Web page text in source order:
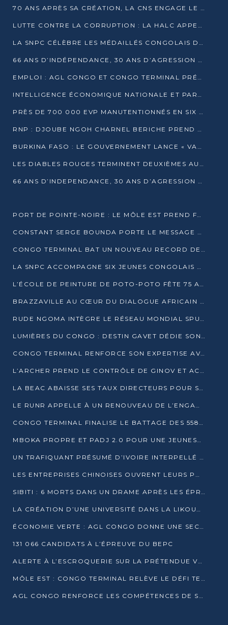
70 ANS APRÈS SA CRÉATION, LA CNS ENGAGE LE VIRAGE DE LA DIGITALISATION
LUTTE CONTRE LA CORRUPTION : LA HALC APPELLE À PASSER DES DISCOURS AUX ACTES
LA SNPC CÉLÈBRE LES MÉDAILLÉS CONGOLAIS DES OLYMPIADES PANAFRICAINES DE MATHÉMATIQUES 2026
66 ANS D’INDÉPENDANCE, 30 ANS D’AGRESSION RWANDAISE : 4 PRÉSIDENCES, UN ÉCHEC COLLECTIF
EMPLOI : AGL CONGO ET CONGO TERMINAL PRÉSÉLECTIONNENT PLUS DE 70 JEUNES À POINTE-NOIRE
INTELLIGENCE ÉCONOMIQUE NATIONALE ET PARTENARIATS INTERNATIONAUX : VERS UNE DOCTRINE SOUVERAINE DE SÉCURITÉ ÉCONOMIQUE
PRÈS DE 700 000 EVP MANUTENTIONNÉS EN SIX MOIS PAR CONGO TERMINAL
RNP : DJOUBE NGOH CHARNEL BERICHE PREND LES RÊNES DU PARTI
BURKINA FASO : LE GOUVERNEMENT LANCE « VACANCES UTILES 2026 » POUR FORMER LES ÉLÈVES À 15 MÉTIERS
LES DIABLES ROUGES TERMINENT DEUXIÈMES AU CHAMPIONNAT D’AFRIQUE ZONE 3
66 ANS D’INDEPENDANCE, 30 ANS D’AGRESSION RWAN DAISE : 4 PRESIDENCES, UN ECHEC COLLECTIF
PORT DE POINTE-NOIRE : LE MÔLE EST PREND FORME ET VISE LES GÉANTS DES MERS
CONSTANT SERGE BOUNDA PORTE LE MESSAGE DE COMPASSION DE DENIS SASSOU NGUESSO EN IRAN
CONGO TERMINAL BAT UN NOUVEAU RECORD DE PRODUCTIVITÉ AU PORT DE POINTE-NOIRE
LA SNPC ACCOMPAGNE SIX JEUNES CONGOLAIS AUX OLYMPIADES PANAFRICAINES DE MATHÉMATIQUES
L’ÉCOLE DE PEINTURE DE POTO-POTO FÊTE 75 ANS AU SERVICE DE L’ART CONGOLAIS
BRAZZAVILLE AU CŒUR DU DIALOGUE AFRICAIN SUR LES OBJECTIFS DE DÉVELOPPEMENT DURABLE
RUDE NGOMA INTÈGRE LE RÉSEAU MONDIAL SPUTNIK PRO APRÈS UNE FORMATION À MOSCOU
LUMIÈRES DU CONGO : DESTIN GAVET DÉDIE SON PRIX À L’UNITÉ NATIONALE ET À LA JEUNESSE
CONGO TERMINAL RENFORCE SON EXPERTISE AVEC NEUF NOUVEAUX FORMATEURS EN ENGINS PORTUAIRES
L’ARCHER PREND LE CONTRÔLE DE GINOV ET ACCÉLÈRE SON VIRAGE NUMÉRIQUE
LA BEAC ABAISSE SES TAUX DIRECTEURS POUR SOUTENIR LA CROISSANCE EN ZONE CEMAC
LE RUNR APPELLE À UN RENOUVEAU DE L’ENGAGEMENT MILITANT
CONGO TERMINAL FINALISE LE BATTAGE DES 558 PIEUX DU FUTUR QUAI DU MÔLE EST
MBOKA PROPRE ET PADJ 2.0 POUR UNE JEUNESSE PLUS AUTONOME
UN TRAFIQUANT PRÉSUMÉ D’IVOIRE INTERPELLÉ À DOLISIE
LES ENTREPRISES CHINOISES OUVRENT LEURS PORTES AUX JEUNES DIPLÔMÉS
SIBITI : 6 MORTS DANS UN DRAME APRÈS LES ÉPREUVES DU BEPC
LA CRÉATION D’UNE UNIVERSITÉ DANS LA LIKOUALA AU CŒUR D’UNE RÉFLEXION NATIONALE
ÉCONOMIE VERTE : AGL CONGO DONNE UNE SECONDE VIE À SES DÉCHETS INDUSTRIELS
131 066 CANDIDATS À L’ÉPREUVE DU BEPC
ALERTE À L’ESCROQUERIE SUR LA PRÉTENDUE VENTE DE PARCELLES AFAT
MÔLE EST : CONGO TERMINAL RELÈVE LE DÉFI TECHNIQUE DES SABLES BITUMINEUX
AGL CONGO RENFORCE LES COMPÉTENCES DE SES ÉQUIPES AVEC LA CERTIFICATION CACES® R483